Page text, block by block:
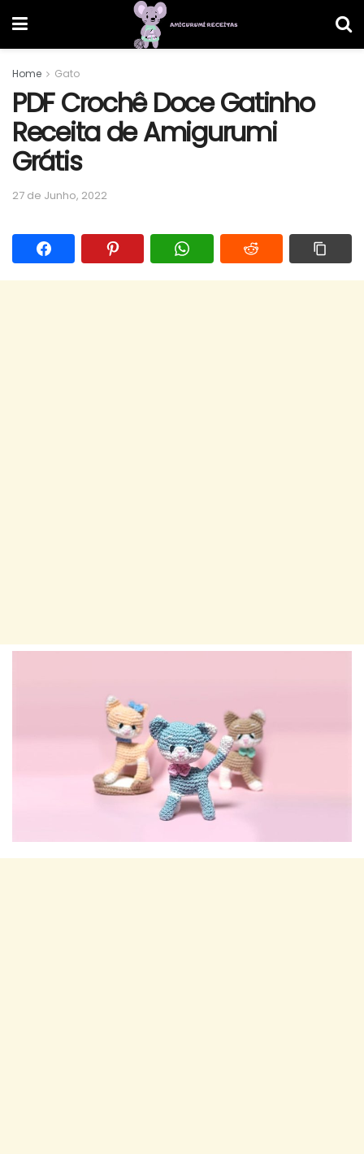
Home Gato
PDF Crochê Doce Gatinho
Receita de Amigurumi
Grátis
27 de Junho, 2022